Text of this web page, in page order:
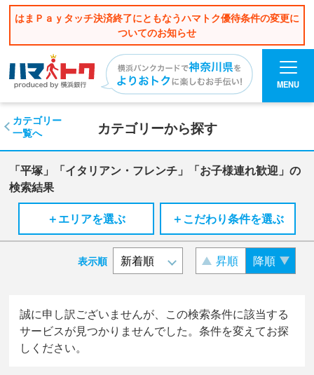
はまＰａｙタッチ決済終了にともなうハマトク優待条件の変更に
ついてのお知らせ
MENU
カテゴリーから探す
カテゴリー
一覧へ
「平塚」「イタリアン・フレンチ」「お子様連れ歓迎」の
検索結果
＋エリアを選ぶ
＋こだわり条件を選ぶ
表示順 昇順 降順
誠に申し訳ございませんが、この検索条件に該当する
サービスが見つかりませんでした。条件を変えてお探
しください。